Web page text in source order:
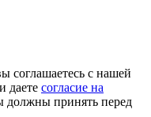
соглашаетесь с нашей
даете согласие на
должны принять перед